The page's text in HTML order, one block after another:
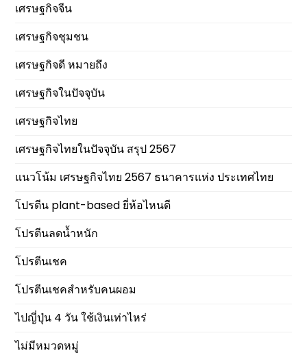
เศรษฐกิจจีน
เศรษฐกิจชุมชน
เศรษฐกิจดี หมายถึง
เศรษฐกิจในปัจจุบัน
เศรษฐกิจไทย
เศรษฐกิจไทยในปัจจุบัน สรุป 2567
แนวโน้ม เศรษฐกิจไทย 2567 ธนาคารแห่ง ประเทศไทย
โปรตีน plant-based ยี่ห้อไหนดี
โปรตีนลดน้ำหนัก
โปรตีนเชค
โปรตีนเชคสำหรับคนผอม
ไปญี่ปุ่น 4 วัน ใช้เงินเท่าไหร่
ไม่มีหมวดหมู่